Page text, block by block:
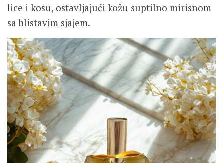
lice i kosu, ostavljajući kožu suptilno mirisnom
sa blistavim sjajem.